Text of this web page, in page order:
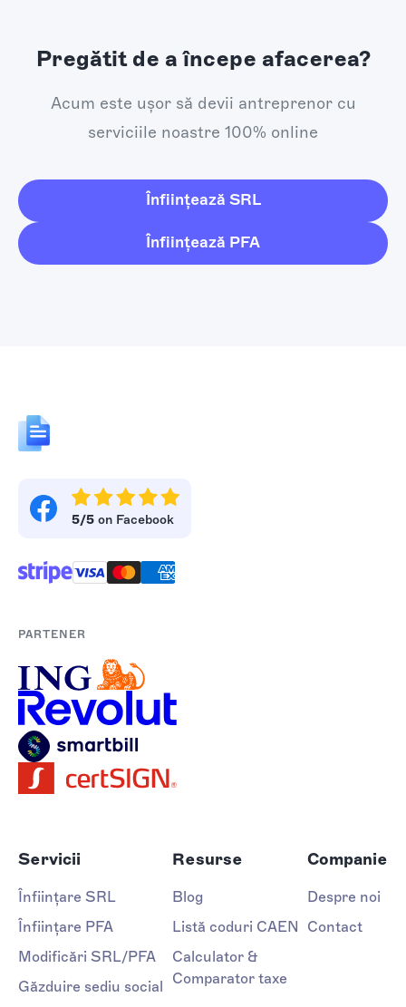
Pregătit de a începe afacerea?
Acum este ușor să devii antreprenor cu
serviciile noastre 100% online
Înființează SRL
Înființează PFA
5/5 on Facebook
PARTENER
Servicii
Înființare SRL
Înființare PFA
Modificări SRL/PFA
Găzduire sediu social
Resurse
Blog
Listă coduri CAEN
Calculator &
Comparator taxe
Companie
Despre noi
Contact